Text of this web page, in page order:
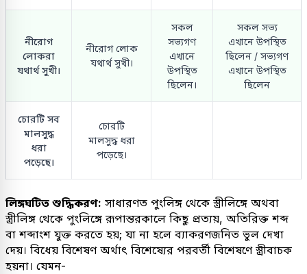
নীরোগ
লোকরা
যথার্থ সুখী।
নীরোগ লোক
যথার্থ সুখী।
সকল
সভ্যগণ
এখানে
উপস্থিত
ছিলেন।
সকল সভ্য
এখানে উপস্থিত
ছিলেন / সভ্যগণ
এখানে উপস্থিত
ছিলেন
চোরটি সব
মালসুদ্ধ
ধরা
পড়েছে।
চোরটি
মালসুদ্ধ ধরা
পড়েছে।
লিঙ্গঘটিত শুদ্ধিকরণ: সাধারণত পুংলিঙ্গ থেকে স্ত্রীলিঙ্গে অথবা
স্ত্রীলিঙ্গ থেকে পুংলিঙ্গে রূপান্তরকালে কিছু প্রত্যয়, অতিরিক্ত শব্দ
বা শব্দাংশ যুক্ত করতে হয়; যা না হলে ব্যাকরণজনিত ভুল দেখা
দেয়। বিধেয় বিশেষণ অর্থাৎ বিশেষ্যের পরবর্তী বিশেষণে স্ত্রীবাচক
হয়না। যেমন-